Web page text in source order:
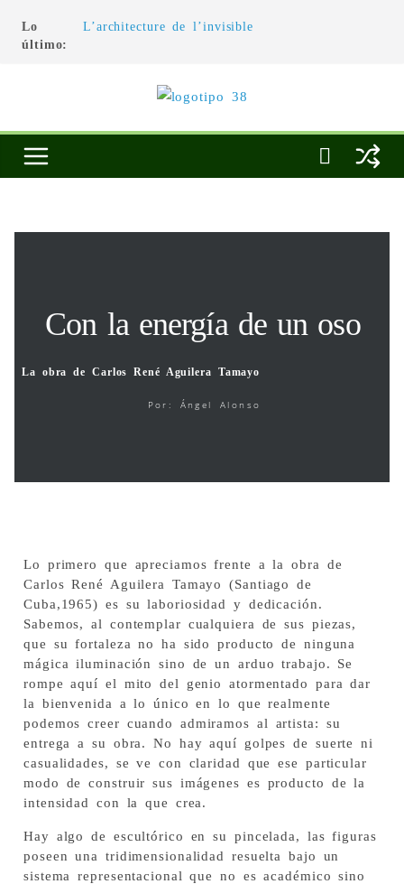
Lo
último:
L’architecture de l’invisible
Utopías de un viajero
conciencia
Con la energía de un oso
La obra de Carlos René Aguilera Tamayo
Por: Ángel Alonso
Lo primero que apreciamos frente a la obra de
Carlos René Aguilera Tamayo (Santiago de
Cuba,1965) es su laboriosidad y dedicación.
Sabemos, al contemplar cualquiera de sus piezas,
que su fortaleza no ha sido producto de ninguna
mágica iluminación sino de un arduo trabajo. Se
rompe aquí el mito del genio atormentado para dar
la bienvenida a lo único en lo que realmente
podemos creer cuando admiramos al artista: su
entrega a su obra. No hay aquí golpes de suerte ni
casualidades, se ve con claridad que ese particular
modo de construir sus imágenes es producto de la
intensidad con la que crea.
Hay algo de escultórico en su pincelada, las figuras
poseen una tridimensionalidad resuelta bajo un
sistema representacional que no es académico sino